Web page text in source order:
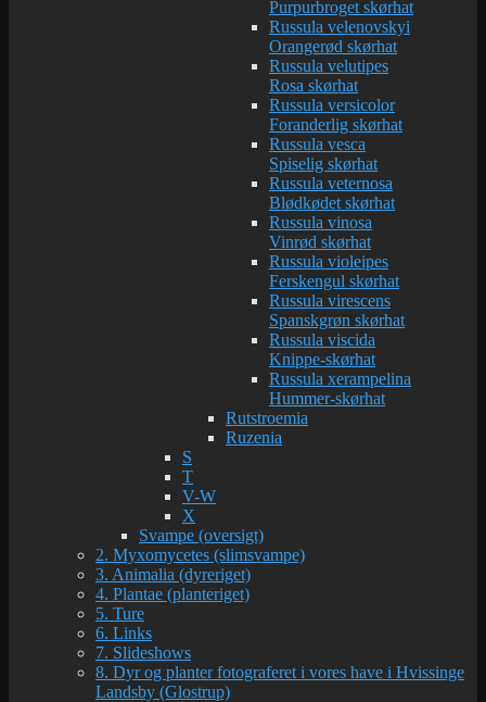
Purpurbroget skørhat
Russula velenovskyi
Orangerød skørhat
Russula velutipes
Rosa skørhat
Russula versicolor
Foranderlig skørhat
Russula vesca
Spiselig skørhat
Russula veternosa
Blødkødet skørhat
Russula vinosa
Vinrød skørhat
Russula violeipes
Ferskengul skørhat
Russula virescens
Spanskgrøn skørhat
Russula viscida
Knippe-skørhat
Russula xerampelina
Hummer-skørhat
Rutstroemia
Ruzenia
S
T
V-W
X
Svampe (oversigt)
2. Myxomycetes (slimsvampe)
3. Animalia (dyreriget)
4. Plantae (planteriget)
5. Ture
6. Links
7. Slideshows
8. Dyr og planter fotograferet i vores have i Hvissinge
Landsby (Glostrup)